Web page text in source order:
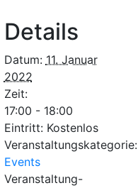
Details
Datum: 11. Januar
2022
Zeit:
17:00 - 18:00
Eintritt: Kostenlos
Veranstaltungskategorie:
Events
Veranstaltung-